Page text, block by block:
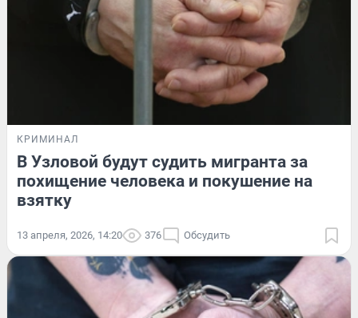
КРИМИНАЛ
В Узловой будут судить мигранта за
похищение человека и покушение на
взятку
13 апреля, 2026, 14:20 376 Обсудить